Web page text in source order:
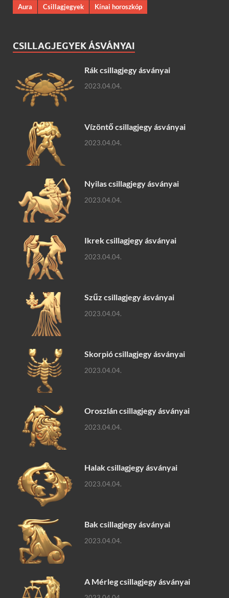
Aura Csillagjegyek Kínai horoszkóp
CSILLAGJEGYEK ÁSVÁNYAI
Rák csillagjegy ásványai
2023.04.04.
Vízöntő csillagjegy ásványai
2023.04.04.
Nyilas csillagjegy ásványai
2023.04.04.
Ikrek csillagjegy ásványai
2023.04.04.
Szűz csillagjegy ásványai
2023.04.04.
Skorpió csillagjegy ásványai
2023.04.04.
Oroszlán csillagjegy ásványai
2023.04.04.
Halak csillagjegy ásványai
2023.04.04.
Bak csillagjegy ásványai
2023.04.04.
A Mérleg csillagjegy ásványai